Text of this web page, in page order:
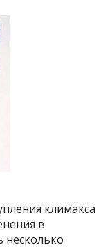
климакса
в
несколько